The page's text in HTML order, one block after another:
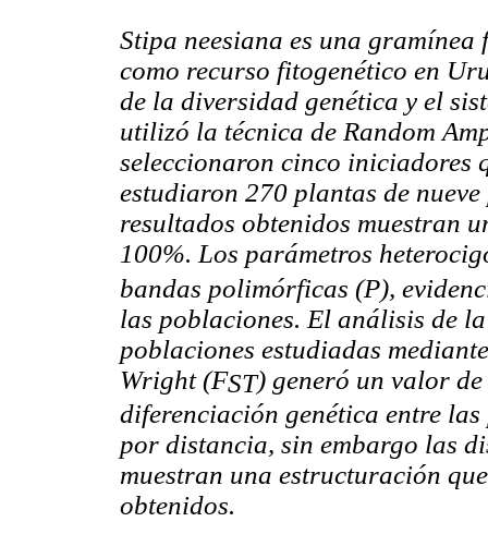
Stipa neesiana es una
como recurso fitogenético en
de la diversidad genética y el
utilizó la técnica de Random
seleccionaron cinco iniciadores
estudiaron 270 plantas de
resultados obtenidos muestran
100%. Los parámetros
bandas polimórficas (P),
las poblaciones. El análisis de
poblaciones estudiadas
Wright (FST) generó un valor
diferenciación genética entre
por distancia, sin embargo las
muestran una estructuración
obtenidos.